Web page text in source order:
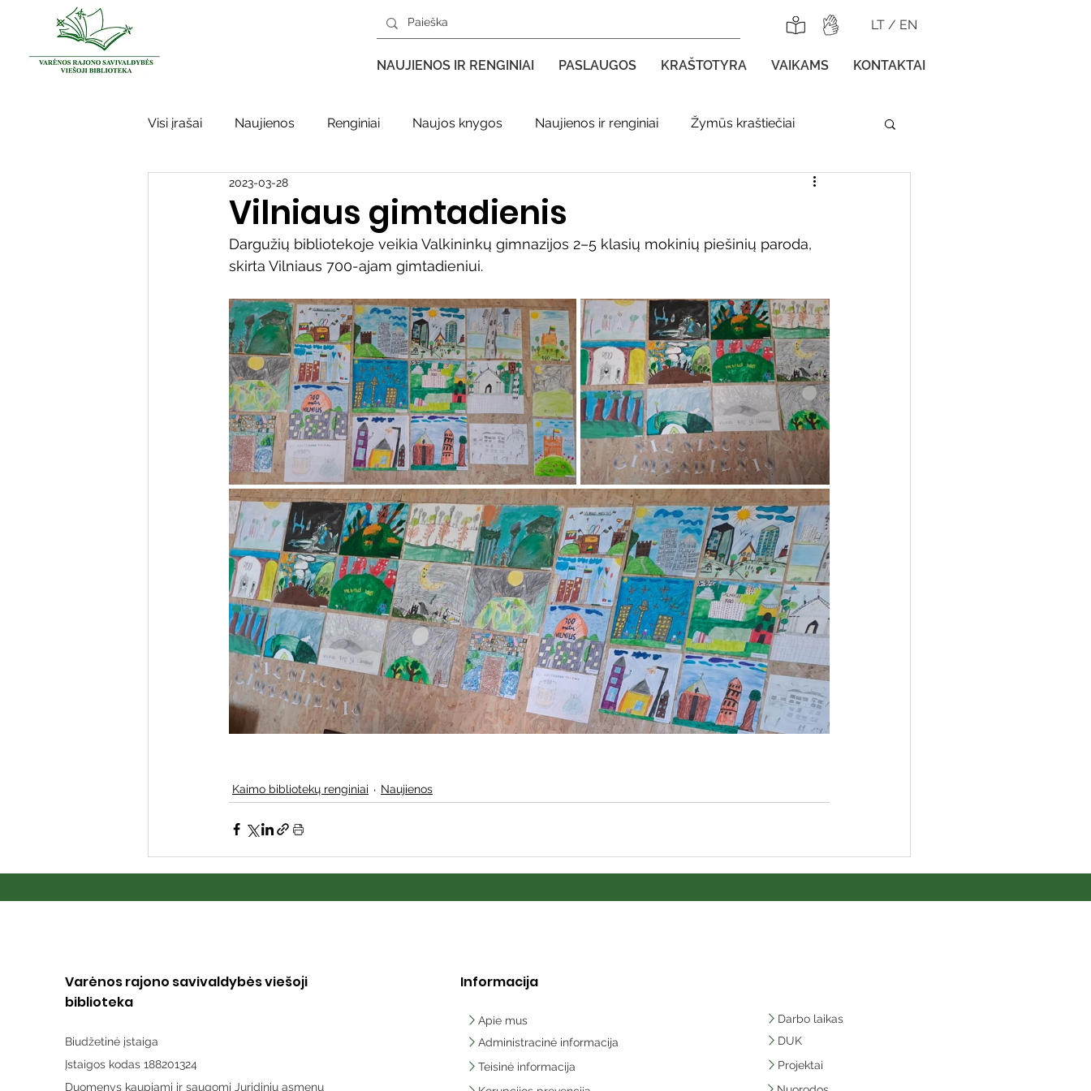
LT / EN
NAUJIENOS IR RENGINIAI PASLAUGOS KRAŠTOTYRA VAIKAMS KONTAKTAI
Visi įrašai Naujienos Renginiai Naujos knygos Naujienos ir renginiai Žymūs kraštiečiai
Kraštotyros darbai Kilnojamos parodos
Sidabrinės bitės Garbės ženklas Adolfo Ramanausko–Vanago premija
Vinco Krėvės-Mickevičiaus literatūr Literatai Literatų klubo veikla Naujos knygos vaikams
Varėnos bibliotekos renginiai Vaikų ir jaunimo renginiai Kaimo bibliotekų renginiai
Poezijos pavasarėlis Ežio dvaras Gyvieji archyvai Žymios datos Mobilioji biblioteka
Mobilūs pašnekesiai
Vilniaus gimtadienis
2023-03-28
Dargužių bibliotekoje veikia Valkininkų gimnazijos 2–5 klasių mokinių piešinių paroda,
skirta Vilniaus 700-ajam gimtadieniui.
Kaimo bibliotekų renginiai Naujienos
Varėnos rajono savivaldybės viešoji
biblioteka
Biudžetinė įstaiga
Įstaigos kodas 188201324
Duomenys kaupiami ir saugomi Juridinių asmenų
Informacija
Apie mus
Administracinė informacija
Teisinė informacija
Darbo laikas
DUK
Projektai